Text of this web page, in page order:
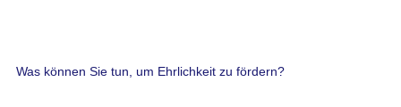
Was können Sie tun, um Ehrlichkeit zu fördern?